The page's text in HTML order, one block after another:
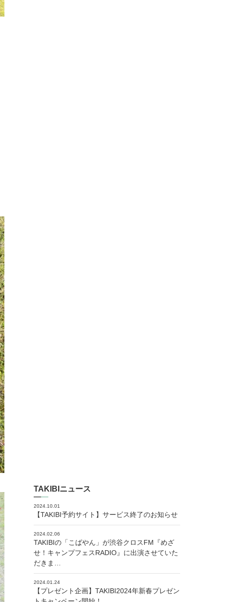
TAKIBIニュース
2024.10.01
【TAKIBI予約サイト】サービス終了のお知らせ
2024.02.06
TAKIBIの「こばやん」が渋谷クロスFM『めざ
せ！キャンプフェスRADIO』に出演させていた
だきま…
2024.01.24
【プレゼント企画】TAKIBI2024年新春プレゼン